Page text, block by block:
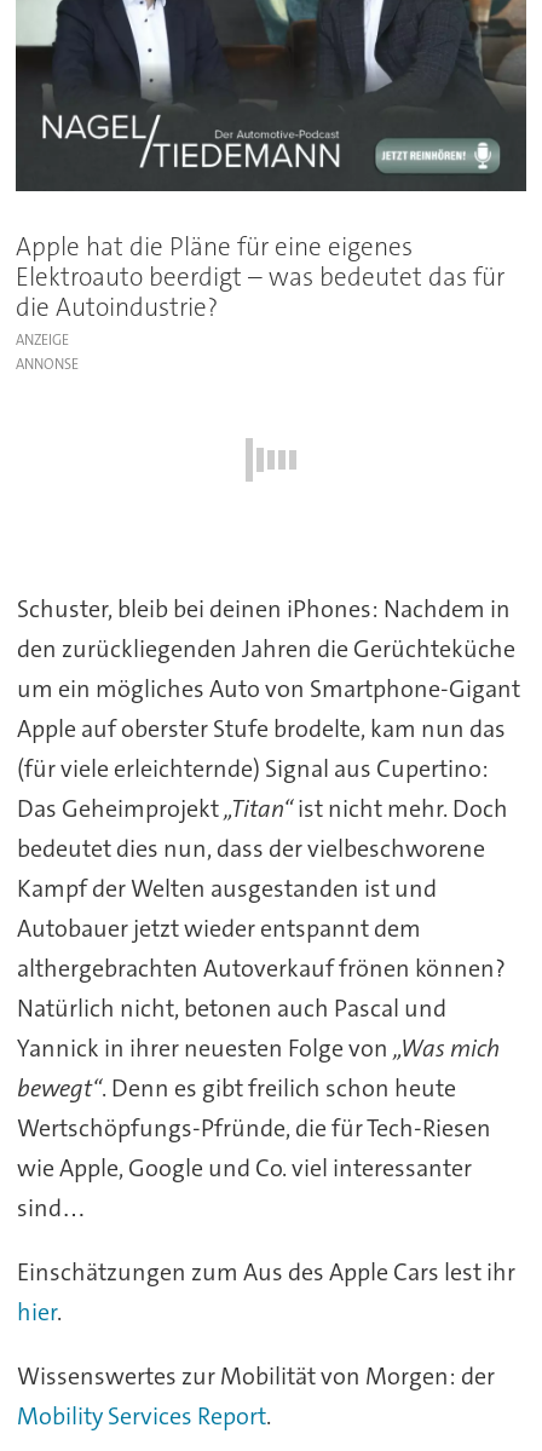
Apple hat die Pläne für eine eigenes
Elektroauto beerdigt – was bedeutet das für
die Autoindustrie?
ANZEIGE
Schuster, bleib bei deinen iPhones: Nachdem in
den zurückliegenden Jahren die Gerüchteküche
um ein mögliches Auto von Smartphone-Gigant
Apple auf oberster Stufe brodelte, kam nun das
(für viele erleichternde) Signal aus Cupertino:
Das Geheimprojekt„Titan“ist nicht mehr. Doch
bedeutet dies nun, dass der vielbeschworene
Kampf der Welten ausgestanden ist und
Autobauer jetzt wieder entspannt dem
althergebrachten Autoverkauf frönen können?
Natürlich nicht, betonen auch Pascal und
Yannick in ihrer neuesten Folge von „Was mich
bewegt“. Denn es gibt freilich schon heute
Wertschöpfungs-Pfründe, die für Tech-Riesen
wie Apple, Google und Co. viel interessanter
sind…
Einschätzungen zum Aus des Apple Cars lest ihr
hier.
Wissenswertes zur Mobilität von Morgen: der
Mobility Services Report.